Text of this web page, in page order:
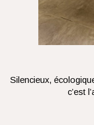
Silencieux,
c’est